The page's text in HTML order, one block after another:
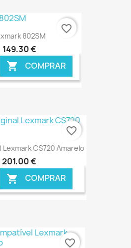
€ ONLINE
802SM
149,30 €
 COMPRAR
€ ONLINE
favorite_border
CS720 Amarelo
201,00 €
 COMPRAR
€ ONLINE
favorite_border
favorite_border